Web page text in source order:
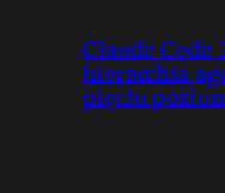
Claude Code
hierarchia
pięciu